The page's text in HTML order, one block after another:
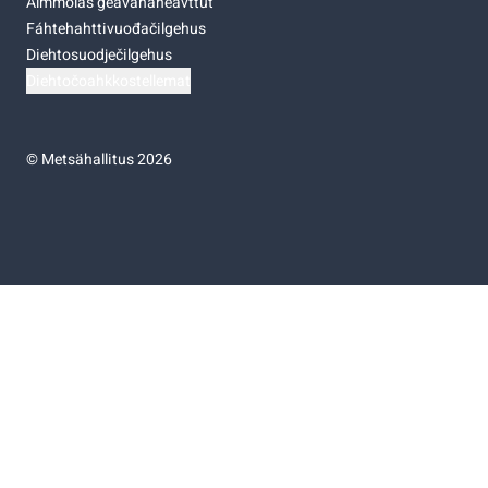
Fáhtehahttivuođačilgehus
Diehtosuodječilgehus
©Metsähallitus 2026